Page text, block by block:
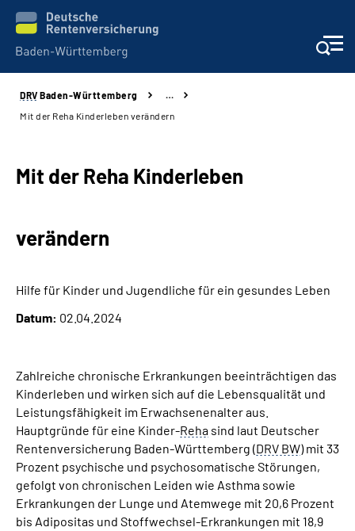
Beratung und Kontakt
Karriere
Über uns
Leichte Sprache
Suche
Mein Kundenportal
DRV Baden-Württemberg
…
Mit der Reha Kinderleben verändern
Mit der Reha Kinderleben
verändern
Hilfe für Kinder und Jugendliche für ein gesundes Leben
Datum: 02.04.2024
Zahlreiche chronische Erkrankungen beeinträchtigen das
Kinderleben und wirken sich auf die Lebensqualität und
Leistungsfähigkeit im Erwachsenenalter aus.
Hauptgründe für eine Kinder-Reha sind laut Deutscher
Rentenversicherung Baden-Württemberg (DRV BW) mit 33
Prozent psychische und psychosomatische Störungen,
gefolgt von chronischen Leiden wie Asthma sowie
Erkrankungen der Lunge und Atemwege mit 20,6 Prozent
bis Adipositas und Stoffwechsel-Erkrankungen mit 18,9